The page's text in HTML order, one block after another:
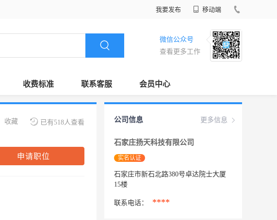
我要发布 移动端
微信公众号
查看更多工作
收费标准 联系客服 会员中心
已有518人查看
收藏
申请职位
更多信息
公司信息
石家庄扬天科技有限公司
实名认证
石家庄市新石北路380号卓达院士大厦
15楼
联系电话： ****